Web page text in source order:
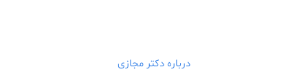
درباره دکتر مجازی